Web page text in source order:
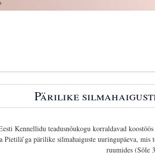
Pärilike
Kennellidu teadusnõukogu korraldavad
Pietilä’ga pärilike silmahaiguste uuringupäeva,
ruumides (Sõle